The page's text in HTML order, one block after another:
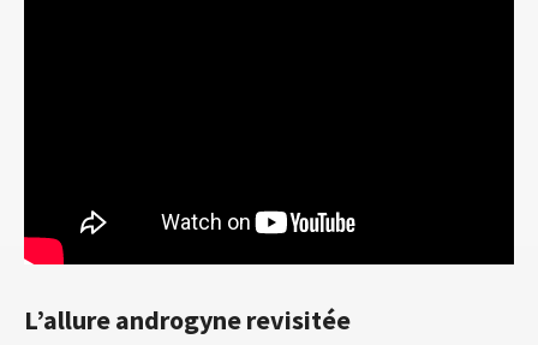
L’allure androgyne revisitée